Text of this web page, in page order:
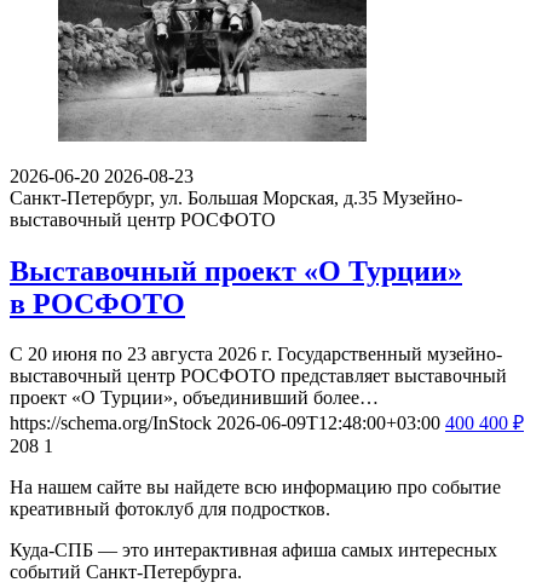
2026-06-20 2026-08-23
Санкт-Петербург, ул. Большая Морская, д.35 Музейно-
выставочный центр РОСФОТО
Выставочный проект «О Турции»
в РОСФОТО
С 20 июня по 23 августа 2026 г. Государственный музейно-
выставочный центр РОСФОТО представляет выставочный
проект «О Турции», объединивший более…
https://schema.org/InStock 2026-06-09T12:48:00+03:00 400 400 ₽
208 1
На нашем сайте вы найдете всю информацию про событие
креативный фотоклуб для подростков.
Куда-СПБ — это интерактивная афиша самых интересных
событий Санкт-Петербурга.